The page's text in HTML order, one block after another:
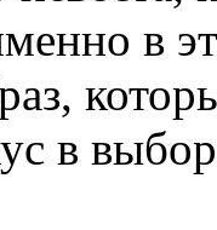
в
в